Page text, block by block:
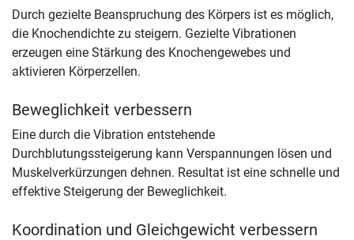
Durch gezielte Beanspruchung des Körpers ist es möglich,
die Knochendichte zu steigern. Gezielte Vibrationen
erzeugen eine Stärkung des Knochengewebes und
aktivieren Körperzellen.
Beweglichkeit verbessern
Eine durch die Vibration entstehende
Durchblutungssteigerung kann Verspannungen lösen und
Muskelverkürzungen dehnen. Resultat ist eine schnelle und
effektive Steigerung der Beweglichkeit.
Koordination und Gleichgewicht verbessern